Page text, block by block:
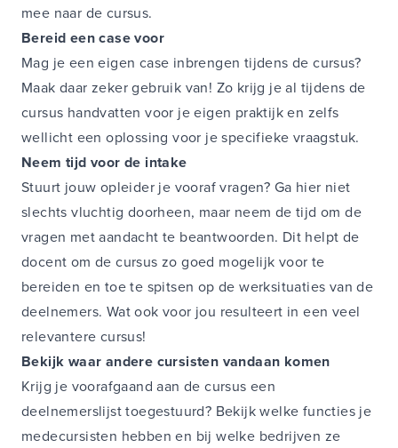
mee naar de cursus.
Bereid een case voor
Mag je een eigen case inbrengen tijdens de cursus?
Maak daar zeker gebruik van! Zo krijg je al tijdens de
cursus handvatten voor je eigen praktijk en zelfs
wellicht een oplossing voor je specifieke vraagstuk.
Neem tijd voor de intake
Stuurt jouw opleider je vooraf vragen? Ga hier niet
slechts vluchtig doorheen, maar neem de tijd om de
vragen met aandacht te beantwoorden. Dit helpt de
docent om de cursus zo goed mogelijk voor te
bereiden en toe te spitsen op de werksituaties van de
deelnemers. Wat ook voor jou resulteert in een veel
relevantere cursus!
Bekijk waar andere cursisten vandaan komen
Krijg je voorafgaand aan de cursus een
deelnemerslijst toegestuurd? Bekijk welke functies je
medecursisten hebben en bij welke bedrijven ze